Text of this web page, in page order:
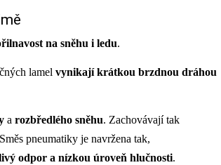
na sněhu i ledu.
lamel vynikají krátkou brzdnou dráhou
a rozbředlého sněhu. Zachovávají tak
pneumatiky je navržena tak,
odpor a nízkou úroveň hlučnosti.